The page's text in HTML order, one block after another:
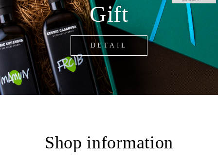
Gift
DETAIL
Shop information